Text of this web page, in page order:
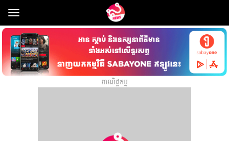
Toggle
navigation
ពាណិជ្ជកម្ម